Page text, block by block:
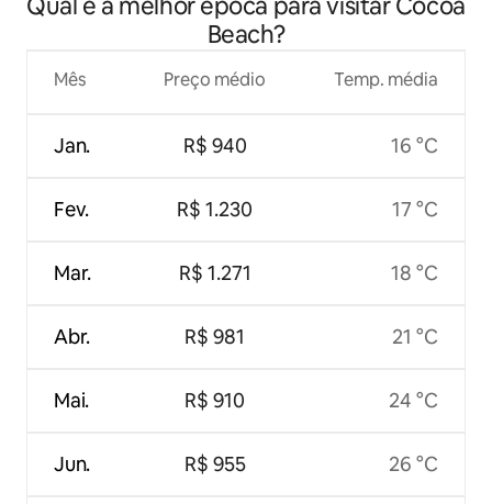
Beach?
Mês
Jan.
Fev.
Mar.
Abr.
Mai.
Jun.
Preço médio
R$ 940
R$ 1.230
R$ 1.271
R$ 981
R$ 910
R$ 955
Temp. média
16 °C
17 °C
18 °C
21 °C
24 °C
26 °C